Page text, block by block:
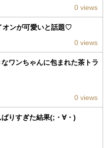
0 views
オンが可愛いと話題♡
0 views
ワンちゃんに包まれた茶トラ
0 views
りすぎた結果(;・∀・)